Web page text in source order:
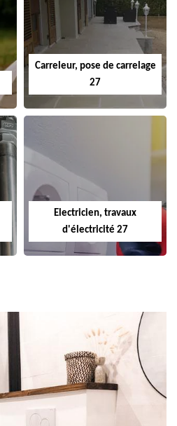
Carreleur, pose de carrelage
27
Electricien, travaux
d'électricité 27